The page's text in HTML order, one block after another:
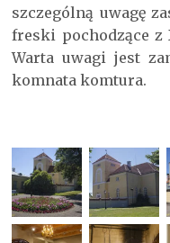
szczególną uwagę
freski pochodzące
Warta uwagi jest
komnata komtura.